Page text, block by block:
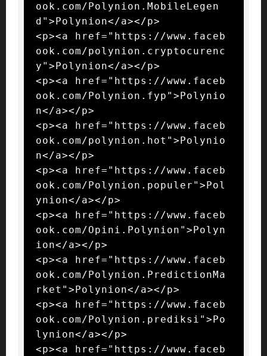
ook.com/Polynion.MobileLegen
d">Polynion</a></p>
<p><a href="https://www.faceb
ook.com/polynion.cryptocurenc
y">Polynion</a></p>
<p><a href="https://www.faceb
ook.com/Polynion.fyp">Polynio
n</a></p>
<p><a href="https://www.faceb
ook.com/polynion.hot">Polynio
n</a></p>
<p><a href="https://www.faceb
ook.com/Polynion.populer">Pol
ynion</a></p>
<p><a href="https://www.faceb
ook.com/Opini.Polynion">Polyn
ion</a></p>
<p><a href="https://www.faceb
ook.com/Polynion.PredictionMa
rket">Polynion</a></p>
<p><a href="https://www.faceb
ook.com/Polynion.prediksi">Po
lynion</a></p>
<p><a href="https://www.faceb